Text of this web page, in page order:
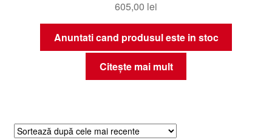
605,00 lei
Anuntati cand produsul este in stoc
Citește mai mult